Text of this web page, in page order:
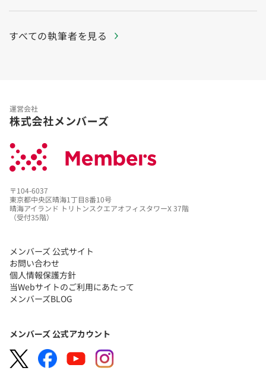
すべての執筆者を見る
運営会社
株式会社メンバーズ
〒104-6037
東京都中央区晴海1丁目8番10号
晴海アイランド トリトンスクエアオフィスタワーX 37階
（受付35階）
メンバーズ 公式サイト
お問い合わせ
個人情報保護方針
当Webサイトのご利用にあたって
メンバーズBLOG
メンバーズ 公式アカウント